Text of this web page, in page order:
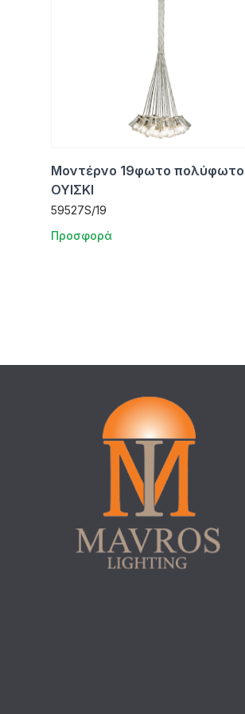
Μοντέρνο 19φωτο πολύφωτο |
ΟΥΙΣΚΙ
59527S/19
Προσφορά